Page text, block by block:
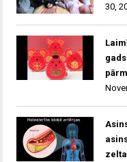
30,